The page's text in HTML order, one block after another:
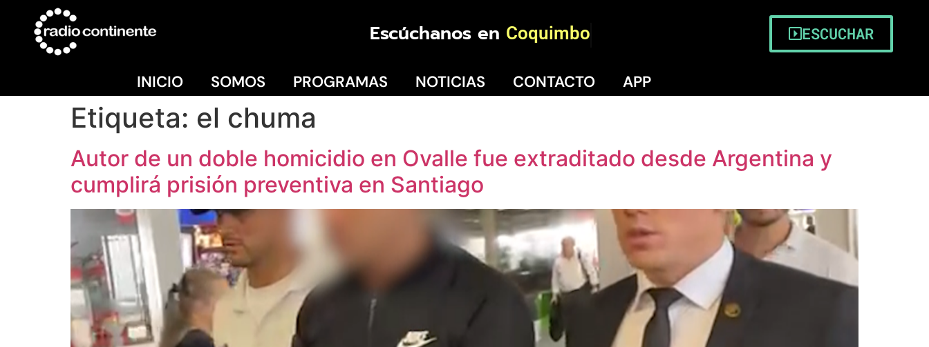
Escúchanos en Coquimbo ESCUCHAR
INICIO SOMOS PROGRAMAS NOTICIAS CONTACTO APP
Etiqueta: el chuma
Autor de un doble homicidio en Ovalle fue extraditado desde Argentina y
cumplirá prisión preventiva en Santiago